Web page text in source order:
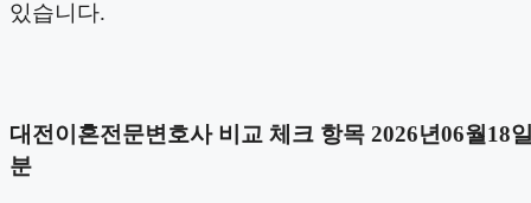
있습니다.
대전이혼전문변호사 비교 체크 항목 2026년06월18
분